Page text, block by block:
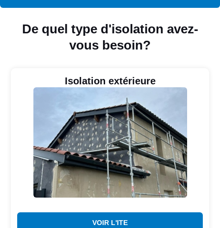
De quel type d'isolation avez-
vous besoin?
Isolation extérieure
VOIR L'ITE